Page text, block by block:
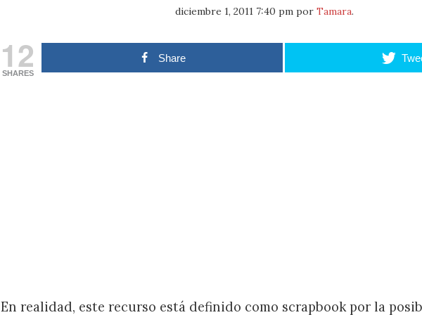
diciembre 1, 2011 7:40 pm por Tamara.
12
SHARES
Share
En realidad, este recurso está definido como scrapbook por la